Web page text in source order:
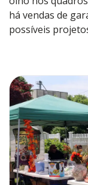
há vendas de
possíveis